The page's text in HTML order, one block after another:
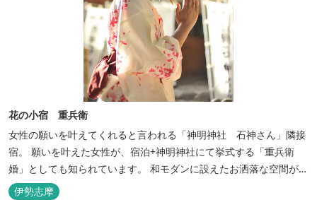
花の小宿 重兵衛
女性の願いを叶えてくれると言われる「神明神社 石神さん」隣接
宿。 願いを叶えた女性が、宿泊+神明神社にて挙式する「重兵衛
婚」としても知られています。 和モダンに設えたお洒落な空間が女
性に人気。
伊勢志摩